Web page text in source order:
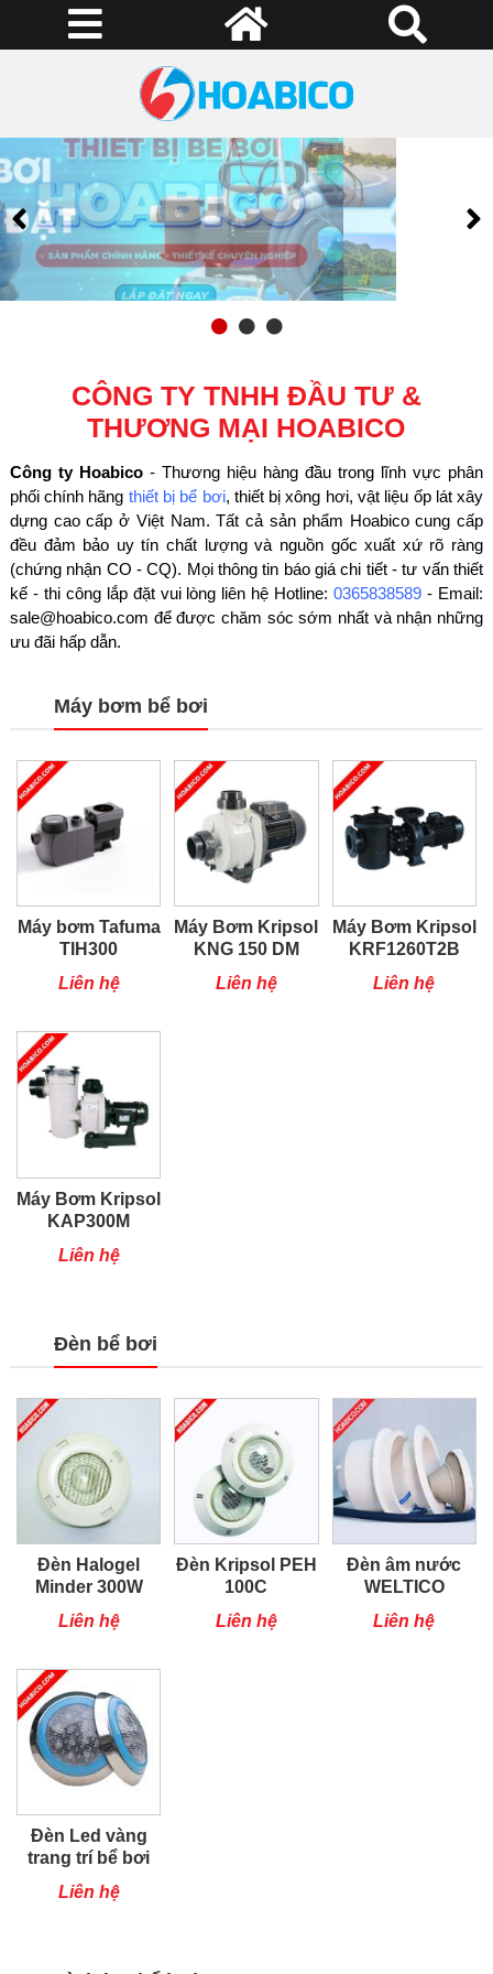
CÔNG TY TNHH ĐẦU TƯ &
THƯƠNG MẠI HOABICO
Công ty Hoabico- Thương hiệu hàng đầu trong lĩnh vực phân
phối chính hãng thiết bị bể bơi, thiết bị xông hơi, vật liệu ốp lát xây
dựng cao cấp ở Việt Nam. Tất cả sản phẩm Hoabico cung cấp
đều đảm bảo uy tín chất lượng và nguồn gốc xuất xứ rõ ràng
(chứng nhận CO - CQ). Mọi thông tin báo giá chi tiết - tư vấn thiết
kế - thi công lắp đặt vui lòng liên hệ Hotline:0365838589 - Email:
sale@hoabico.com để được chăm sóc sớm nhất và nhận những
ưu đãi hấp dẫn.
Máy bơm bể bơi
Máy bơm Tafuma
TIH300
Liên hệ
Máy Bơm Kripsol
KNG 150 DM
Liên hệ
Máy Bơm Kripsol
KRF1260T2B
Liên hệ
Máy Bơm Kripsol
KAP300M
Liên hệ
Đèn bể bơi
Đèn Halogel
Minder 300W
Liên hệ
Đèn Kripsol PEH
100C
Liên hệ
Đèn âm nước
WELTICO
Liên hệ
Đèn Led vàng
trang trí bể bơi
(12W)
Liên hệ